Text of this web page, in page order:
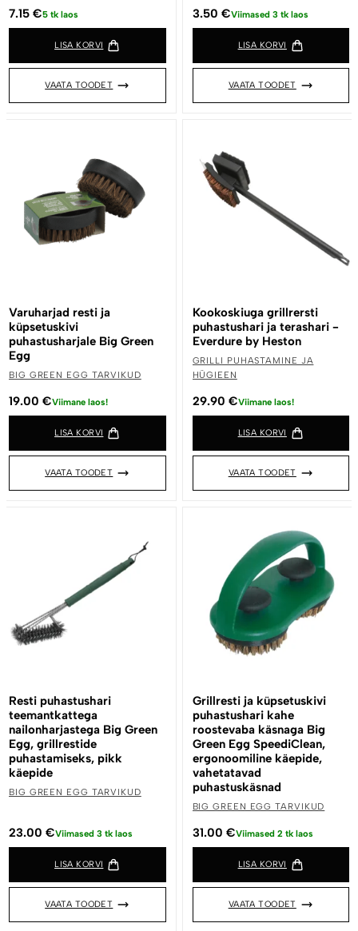
7.15 €5 tk laos
LISA KORVI
VAATA TOODET
3.50 €Viimased 3 tk laos
LISA KORVI
VAATA TOODET
Varuharjad resti ja
küpsetuskivi
puhastusharjale Big Green
Egg
BIG GREEN EGG TARVIKUD
19.00 €Viimane laos!
LISA KORVI
VAATA TOODET
Kookoskiuga grillrersti
puhastushari ja terashari -
Everdure by Heston
GRILLI PUHASTAMINE JA
HÜGIEEN
29.90 €Viimane laos!
LISA KORVI
VAATA TOODET
Resti puhastushari
teemantkattega
nailonharjastega Big Green
Egg, grillrestide
puhastamiseks, pikk
käepide
BIG GREEN EGG TARVIKUD
23.00 €Viimased 3 tk laos
LISA KORVI
VAATA TOODET
Grillresti ja küpsetuskivi
puhastushari kahe
roostevaba käsnaga Big
Green Egg SpeediClean,
ergonoomiline käepide,
vahetatavad
puhastuskäsnad
BIG GREEN EGG TARVIKUD
31.00 €Viimased 2 tk laos
LISA KORVI
VAATA TOODET